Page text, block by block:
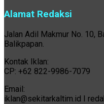
Alamat Redaksi
Jalan Adil Makmur No. 10,
Balikpapan.
Kontak Iklan:
CP: +62 822-9986-7079
Email:
iklan@sekitarkaltim.id I